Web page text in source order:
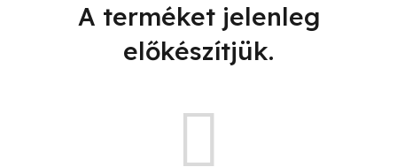
A terméket jelenleg
előkészítjük.